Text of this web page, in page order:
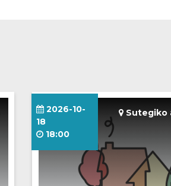
Sutegiko
2026-10-
18
18:00